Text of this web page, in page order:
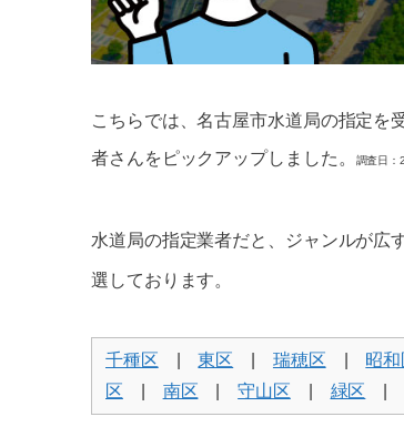
こちらでは、名古屋市水道局の指定を
者さんをピックアップしました。
調査日：
水道局の指定業者だと、ジャンルが広
選しております。
千種区 |東区 瑞穂区 昭和
区
南区 |守山区 緑区